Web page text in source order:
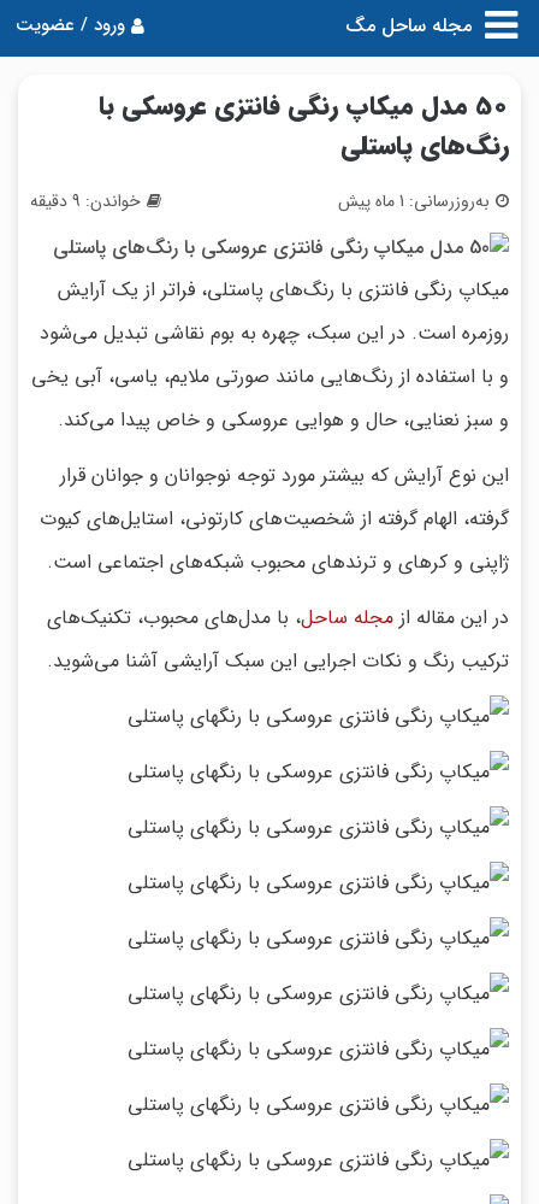
مجله ساحل مگ ورود / عضویت
50 مدل میکاپ رنگی فانتزی عروسکی با
رنگ‌های پاستلی
به‌روزرسانی: 1 ماه پیش خواندن: 9 دقیقه
میکاپ رنگی فانتزی با رنگ‌های پاستلی، فراتر از یک آرایش
روزمره است. در این سبک، چهره به بوم نقاشی تبدیل می‌شود
و با استفاده از رنگ‌هایی مانند صورتی ملایم، یاسی، آبی یخی
و سبز نعنایی، حال و هوایی عروسکی و خاص پیدا می‌کند.
این نوع آرایش که بیشتر مورد توجه نوجوانان و جوانان قرار
گرفته، الهام گرفته از شخصیت‌های کارتونی، استایل‌های کیوت
ژاپنی و کرهای و ترندهای محبوب شبکه‌های اجتماعی است.
در این مقاله از مجله ساحل، با مدل‌های محبوب، تکنیک‌های
ترکیب رنگ و نکات اجرایی این سبک آرایشی آشنا می‌شوید.